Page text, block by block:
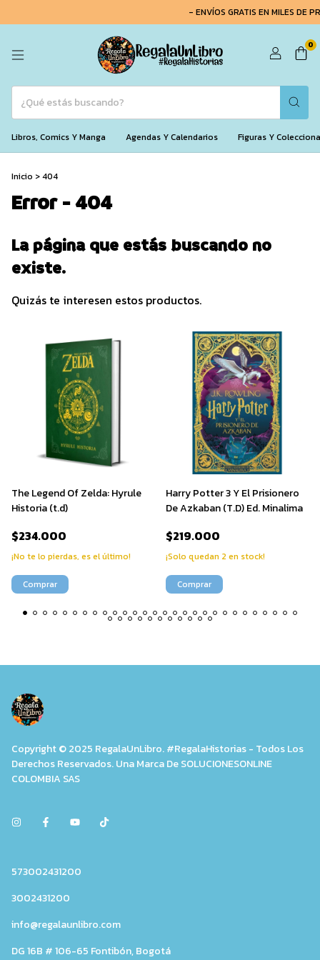
- ENVÍOS GRATIS EN MILES DE
0
Libros, Comics Y Manga Agendas Y Calendarios Figuras Y
Inicio >404
Error - 404
La página que estás buscando no
existe.
Quizás te interesen estos productos.
The Legend Of Zelda: Hyrule
Historia (t.d)
$234.000
¡No te lo pierdas, es el último!
Harry Potter 3 Y El Prisionero
De Azkaban (T.D) Ed. Minalima
$219.000
¡Solo quedan 2 en stock!
Copyright © 2025 RegalaUnLibro. #RegalaHistorias - Todos Los
Derechos Reservados. Una Marca De SOLUCIONESONLINE
COLOMBIA SAS
573002431200
3002431200
info@regalaunlibro.com
DG 16B # 106-65 Fontibón, Bogotá